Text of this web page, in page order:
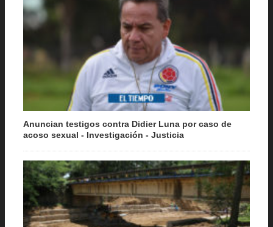
Anuncian testigos contra Didier Luna por caso de
acoso sexual - Investigación - Justicia